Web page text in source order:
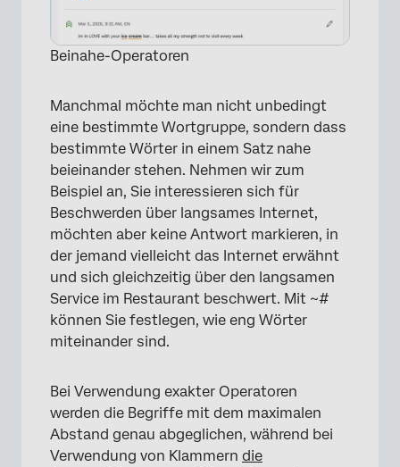
×
Beinahe-Operatoren
Manchmal möchte man nicht unbedingt
eine bestimmte Wortgruppe, sondern dass
bestimmte Wörter in einem Satz nahe
beieinander stehen. Nehmen wir zum
Beispiel an, Sie interessieren sich für
Beschwerden über langsames Internet,
möchten aber keine Antwort markieren, in
der jemand vielleicht das Internet erwähnt
und sich gleichzeitig über den langsamen
Service im Restaurant beschwert. Mit ~#
können Sie festlegen, wie eng Wörter
miteinander sind.
Bei Verwendung exakter Operatoren
werden die Begriffe mit dem maximalen
Abstand genau abgeglichen, während bei
Verwendung von Klammern die